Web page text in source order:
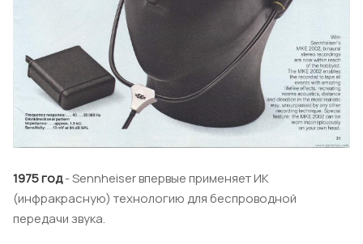
1975 год- Sennheiser впервые применяет ИК
(инфракрасную) технологию для беспроводной
передачи звука.